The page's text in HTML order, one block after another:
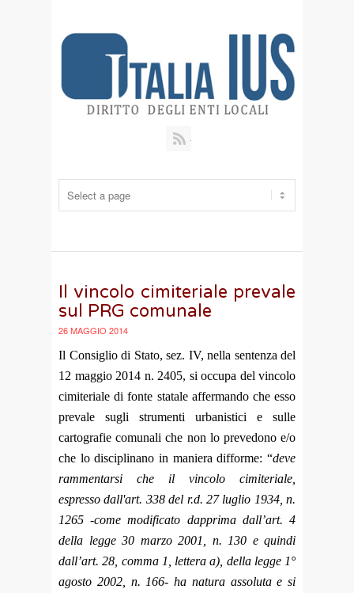
Il vincolo cimiteriale prevale
sul PRG comunale
26 MAGGIO 2014
Il Consiglio di Stato, sez. IV, nella sentenza del
12 maggio 2014 n. 2405, si occupa del vincolo
cimiteriale di fonte statale affermando che esso
prevale sugli strumenti urbanistici e sulle
cartografie comunali che non lo prevedono e/o
che lo disciplinano in maniera difforme: “deve
rammentarsi che il vincolo cimiteriale,
espresso dall'art. 338 del r.d. 27 luglio 1934, n.
1265 -come modificato dapprima dall’art. 4
della legge 30 marzo 2001, n. 130 e quindi
dall’art. 28, comma 1, lettera a), della legge 1°
agosto 2002, n. 166- ha natura assoluta e si